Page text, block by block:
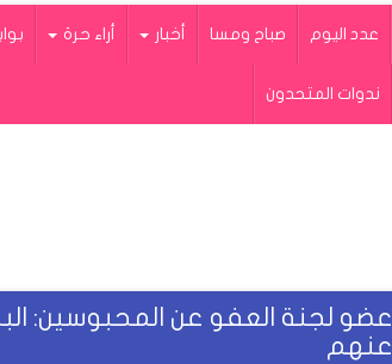
عدد اليوم صباح ومسا أخبار أراء حرة
ندوات المتحدون
عضو لجنة العفو عن المحبوسين:
عنهم